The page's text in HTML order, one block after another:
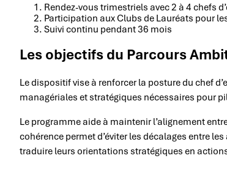
Rendez-vous trimestriels avec 2 à 4 chefs
Participation aux Clubs de Lauréats pour
Suivi continu pendant 36 mois
Les objectifs du Parcours
Le dispositif vise à renforcer la posture du chef
managériales et stratégiques nécessaires pour
Le programme aide à maintenir l’alignement
cohérence permet d’éviter les décalages entre
traduire leurs orientations stratégiques en